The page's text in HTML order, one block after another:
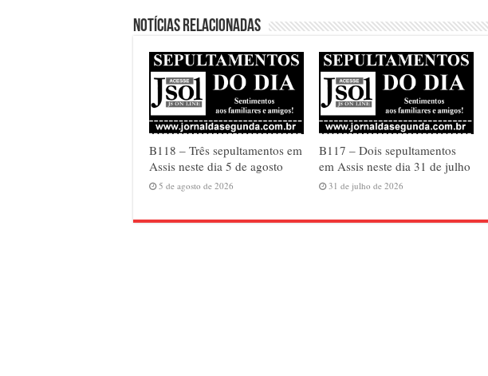
Notícias relacionadas
B118 – Três sepultamentos em
Assis neste dia 5 de agosto
5 de agosto de 2026
B117 – Dois sepultamentos
em Assis neste dia 31 de julho
31 de julho de 2026